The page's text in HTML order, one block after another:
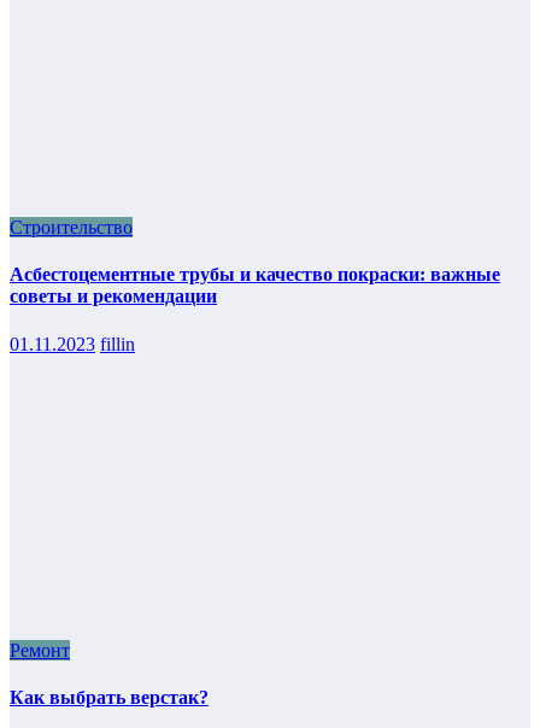
Строительство
Асбестоцементные трубы и качество покраски: важные
советы и рекомендации
01.11.2023 fillin
Ремонт
Как выбрать верстак?